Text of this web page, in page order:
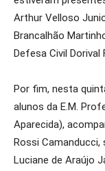
Arthur Velloso
Brancalhão
Defesa Civil Dorival
Por fim, nesta
alunos da E.M.
Aparecida),
Rossi Camanducci,
Luciane de Araújo